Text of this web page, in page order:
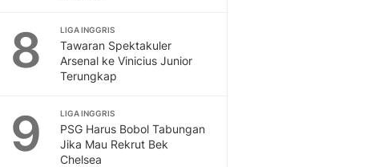
8 LIGA INGGRIS
Tawaran Spektakuler
Arsenal ke Vinicius Junior
Terungkap
9 LIGA INGGRIS
PSG Harus Bobol Tabungan
Jika Mau Rekrut Bek
Chelsea